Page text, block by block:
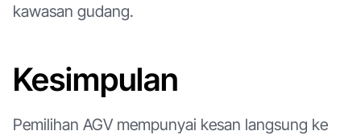
kawasan gudang.
Kesimpulan
Pemilihan AGV mempunyai kesan langsung ke